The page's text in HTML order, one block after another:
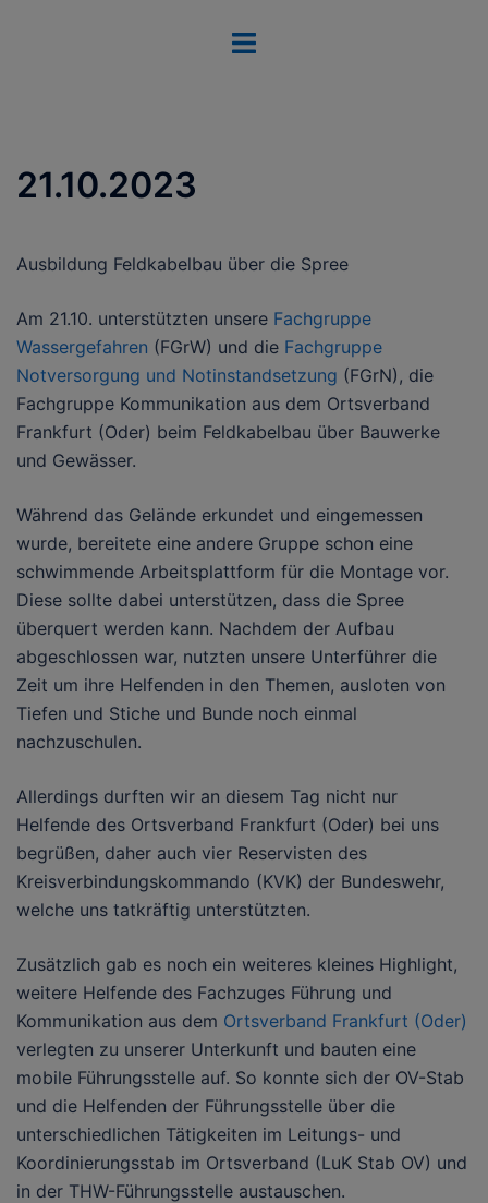
Menü
21.10.2023
Ausbildung Feldkabelbau über die Spree
Am 21.10. unterstützten unsere Fachgruppe
Wassergefahren (FGrW) und die Fachgruppe
Notversorgung und Notinstandsetzung (FGrN), die
Fachgruppe Kommunikation aus dem Ortsverband
Frankfurt (Oder) beim Feldkabelbau über Bauwerke
und Gewässer.
Während das Gelände erkundet und eingemessen
wurde, bereitete eine andere Gruppe schon eine
schwimmende Arbeitsplattform für die Montage vor.
Diese sollte dabei unterstützen, dass die Spree
überquert werden kann. Nachdem der Aufbau
abgeschlossen war, nutzten unsere Unterführer die
Zeit um ihre Helfenden in den Themen, ausloten von
Tiefen und Stiche und Bunde noch einmal
nachzuschulen.
Allerdings durften wir an diesem Tag nicht nur
Helfende des Ortsverband Frankfurt (Oder) bei uns
begrüßen, daher auch vier Reservisten des
Kreisverbindungskommando (KVK) der Bundeswehr,
welche uns tatkräftig unterstützten.
Zusätzlich gab es noch ein weiteres kleines Highlight,
weitere Helfende des Fachzuges Führung und
Kommunikation aus dem Ortsverband Frankfurt (Oder)
verlegten zu unserer Unterkunft und bauten eine
mobile Führungsstelle auf. So konnte sich der OV-Stab
und die Helfenden der Führungsstelle über die
unterschiedlichen Tätigkeiten im Leitungs- und
Koordinierungsstab im Ortsverband (LuK Stab OV) und
in der THW-Führungsstelle austauschen.